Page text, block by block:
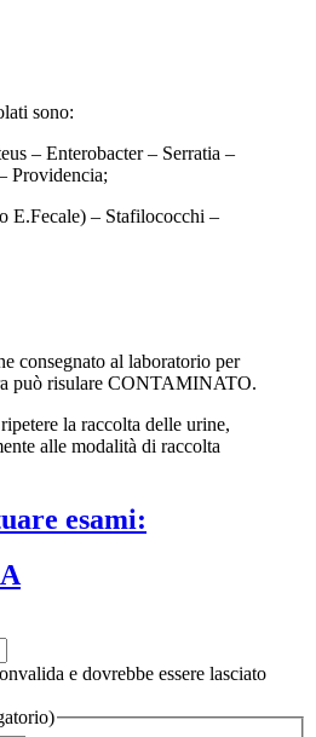
sono:
– Enterobacter – Serratia –
Providencia;
E.Fecale) – Stafilococchi –
consegnato al laboratorio per
può risulare CONTAMINATO.
la raccolta delle urine,
alle modalità di raccolta
esami:
e dovrebbe essere lasciato